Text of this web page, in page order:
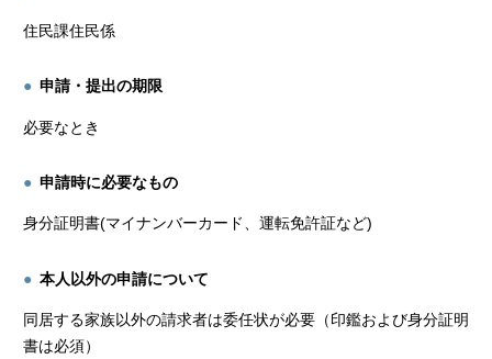
住民課住民係
申請・提出の期限
必要なとき
申請時に必要なもの
身分証明書(マイナンバーカード、運転免許証など)
本人以外の申請について
同居する家族以外の請求者は委任状が必要（印鑑および身分証明
書は必須）